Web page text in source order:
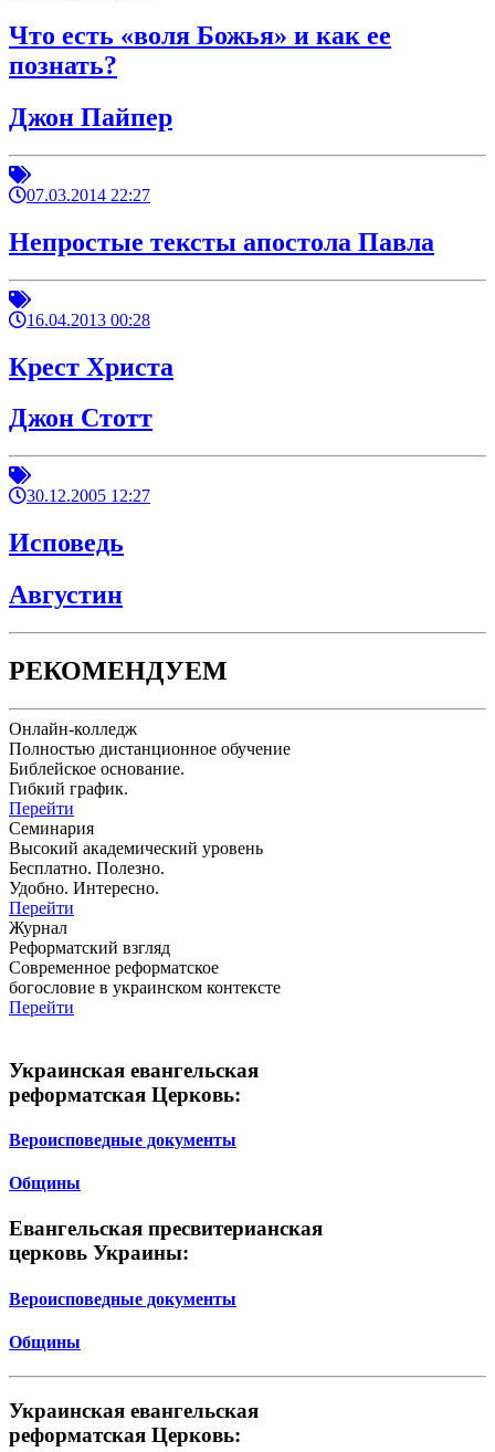
Что есть «воля Божья» и как ее
познать?
Джон Пайпер
07.03.2014 22:27
Непростые тексты апостола Павла
16.04.2013 00:28
Крест Христа
Джон Стотт
30.12.2005 12:27
Исповедь
Августин
РЕКОМЕНДУЕМ
Онлайн-колледж
Полностью дистанционное обучение
Библейское основание.
Гибкий график.
Перейти
Семинария
Высокий академический уровень
Бесплатно. Полезно.
Удобно. Интересно.
Перейти
Журнал
Реформатский взгляд
Современное реформатское
богословие в украинском контексте
Перейти
Украинская евангельская
реформатская Церковь:
Вероисповедные документы
Общины
Евангельская пресвитерианская
церковь Украины:
Вероисповедные документы
Общины
Украинская евангельская
реформатская Церковь: